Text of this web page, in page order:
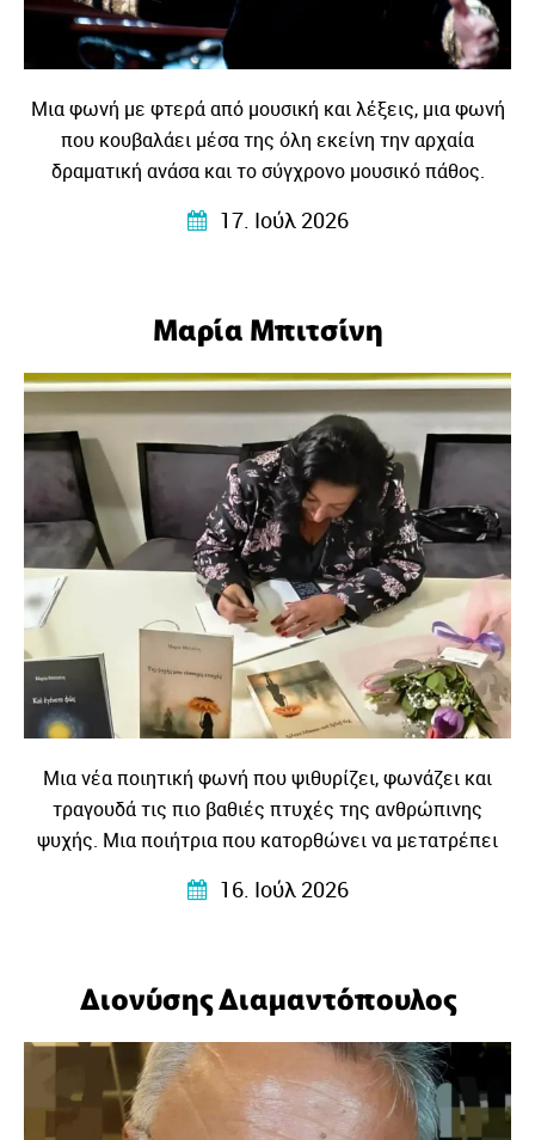
Μια φωνή με φτερά από μουσική και λέξεις, μια φωνή
που κουβαλάει μέσα της όλη εκείνη την αρχαία
δραματική ανάσα και το σύγχρονο μουσικό πάθος.
17. Ιούλ 2026
Μαρία Μπιτσίνη
Μια νέα ποιητική φωνή που ψιθυρίζει, φωνάζει και
τραγουδά τις πιο βαθιές πτυχές της ανθρώπινης
ψυχής. Μια ποιήτρια που κατορθώνει να μετατρέπει
στοχασμούς της σε στίχους που αγγίζουν, ταράζουν και
16. Ιούλ 2026
Διονύσης Διαμαντόπουλος